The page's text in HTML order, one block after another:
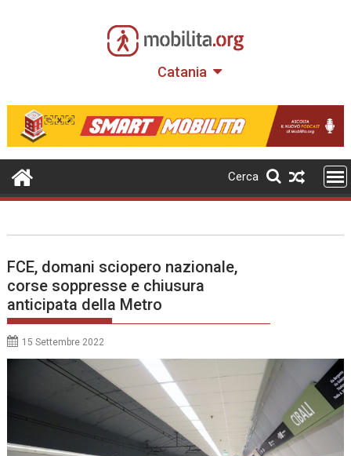
Catania
Cerca
FCE, domani sciopero nazionale,
corse soppresse e chiusura
anticipata della Metro
15 Settembre 2022